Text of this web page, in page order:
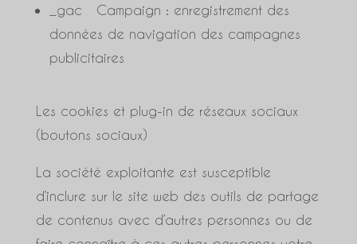
_gac Campaign : enregistrement des
données de navigation des campagnes
publicitaires
Les cookies et plug-in de réseaux sociaux
(boutons sociaux)
La société exploitante est susceptible
d’inclure sur le site web des outils de partage
de contenus avec d’autres personnes ou de